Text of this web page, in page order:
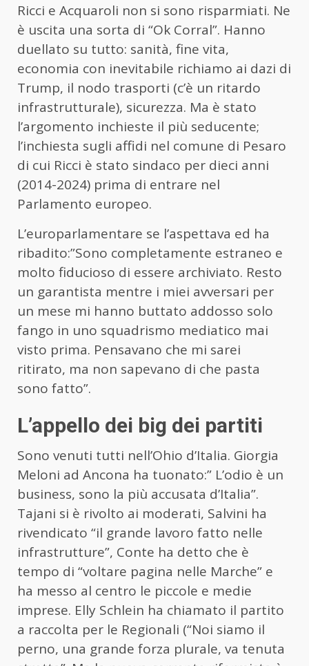
Ricci e Acquaroli non si sono risparmiati. Ne
è uscita una sorta di “Ok Corral”. Hanno
duellato su tutto: sanità, fine vita,
economia con inevitabile richiamo ai dazi di
Trump, il nodo trasporti (c’è un ritardo
infrastrutturale), sicurezza. Ma è stato
l’argomento inchieste il più seducente;
l’inchiesta sugli affidi nel comune di Pesaro
di cui Ricci è stato sindaco per dieci anni
(2014-2024) prima di entrare nel
Parlamento europeo.
L’europarlamentare se l’aspettava ed ha
ribadito:”Sono completamente estraneo e
molto fiducioso di essere archiviato. Resto
un garantista mentre i miei avversari per
un mese mi hanno buttato addosso solo
fango in uno squadrismo mediatico mai
visto prima. Pensavano che mi sarei
ritirato, ma non sapevano di che pasta
sono fatto”.
L’appello dei big dei partiti
Sono venuti tutti nell’Ohio d’Italia. Giorgia
Meloni ad Ancona ha tuonato:” L’odio è un
business, sono la più accusata d’Italia”.
Tajani si è rivolto ai moderati, Salvini ha
rivendicato “il grande lavoro fatto nelle
infrastrutture”, Conte ha detto che è
tempo di “voltare pagina nelle Marche” e
ha messo al centro le piccole e medie
imprese. Elly Schlein ha chiamato il partito
a raccolta per le Regionali (“Noi siamo il
perno, una grande forza plurale, va tenuta